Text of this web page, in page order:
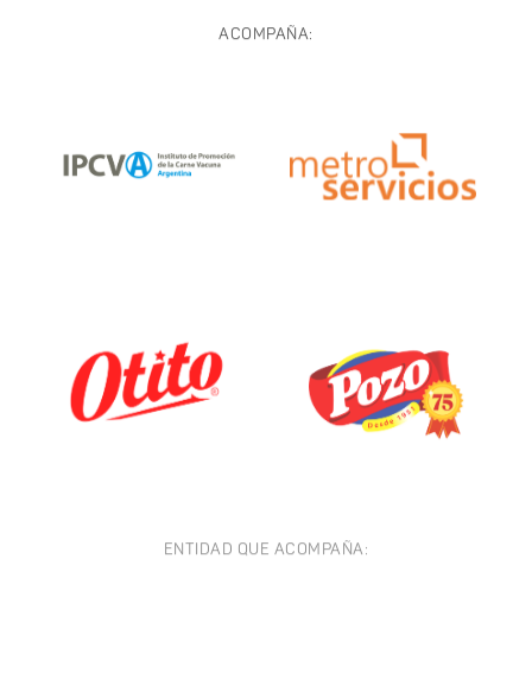
ACOMPAÑA:
ENTIDAD QUE ACOMPAÑA: